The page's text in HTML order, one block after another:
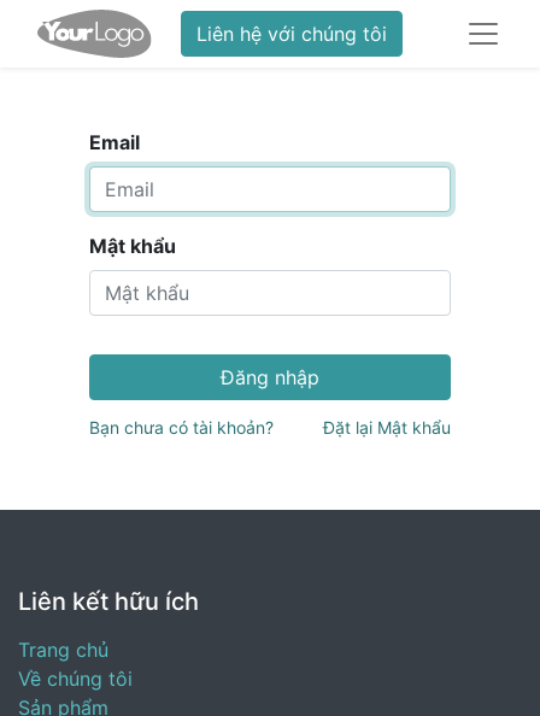
Liên hệ với chúng tôi
Email
Mật khẩu
Đăng nhập
Bạn chưa có tài khoản? Đặt lại Mật khẩu
Liên kết hữu ích
Trang chủ
Về chúng tôi
Sản phẩm